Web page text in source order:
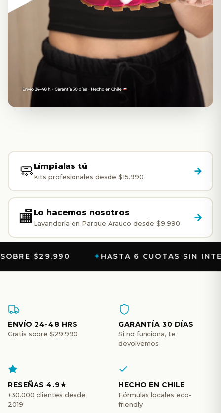
SneakClean
¿Lo
limpias
tú
lo
🧼Límpialas tú
Kits profesionales desde $15.990 →
🏬 Lo hacemos nosotros
Lavandería en Parque Arauco desde $9.990 →
HASTA 6 CUOTAS SIN INTERÉS
ENVÍO 24-48 HRS
Gratis sobre $29.990
GARANTÍA 30 DÍAS
Si no funciona, te
devolvemos
RESEÑAS 4.9★
+30.000 clientes desde
2019
HECHO EN CHILE
Fórmulas locales eco-
friendly